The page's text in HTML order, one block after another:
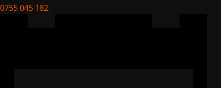
0755 045 182